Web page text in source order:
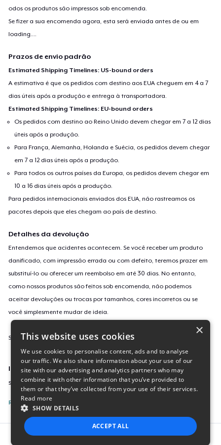
odos os produtos são impressos sob encomenda.
Se fizer a sua encomenda agora, esta será enviada antes de ou em
loading....
Prazos de envio padrão
Estimated Shipping Timelines: US-bound orders
A estimativa é que os pedidos com destino aos EUA cheguem em 4 a 7
dias úteis após a produção e entrega à transportadora.
Estimated Shipping Timelines: EU-bound orders
Os pedidos com destino ao Reino Unido devem chegar em 7 a 12 dias
úteis após a produção.
Para França, Alemanha, Holanda e Suécia, os pedidos devem chegar
em 7 a 12 dias úteis após a produção.
Para todos os outros países da Europa, os pedidos devem chegar em
10 a 16 dias úteis após a produção.
Para pedidos internacionais enviados dos EUA, não rastreamos os
pacotes depois que eles chegam ao país de destino.
Detalhes da devolução
Entendemos que acidentes acontecem. Se você receber um produto
danificado, com impressão errada ou com defeito, teremos prazer em
substituí-lo ou oferecer um reembolso em até 30 dias. No entanto,
como nossos produtos são feitos sob encomenda, não podemos
aceitar devoluções ou trocas por tamanhos, cores incorretos ou se
você simplesmente mudar de ideia.
Saiba mais sobre a nossa política de devolução
Identificação da campanha
sticker-699
Reporte esta Campanha
×
This website uses cookies
We use cookies to personalise content, ads and to analyse
our traffic. We also share information about your use of our
site with our advertising and analytics partners who may
combine it with other information that you’ve provided to
them or that they’ve collected from your use of their services.
Read more
SHOW DETAILS
ACCEPT ALL